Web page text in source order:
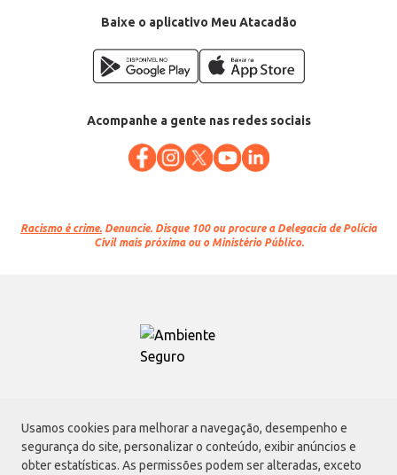
Usamos cookies para melhorar a navegação, desempenho e
segurança do site, personalizar o conteúdo, exibir anúncios e
obter estatísticas. As permissões podem ser alteradas, exceto
Baixe o aplicativo Meu Atacadão
Acompanhe a gente nas redes sociais
Racismo é crime. Denuncie. Disque 100 ou procure a Delegacia de Polícia
Civil mais próxima ou o Ministério Público.
Atacadão S.A.
Avenida Morvan Dias de Figueiredo, 6169, Vila Maria, São Paulo - SP | CEP
02170-901 | CNPJ: 75.315.333/0001-09